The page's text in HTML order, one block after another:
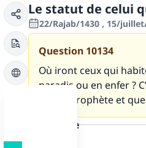
Le statut de celui
22/Rajab/1430 , 15/
Question 10134
Où iront ceux qui
paradis ou en enfer ?
aucun prophète et
la réponse